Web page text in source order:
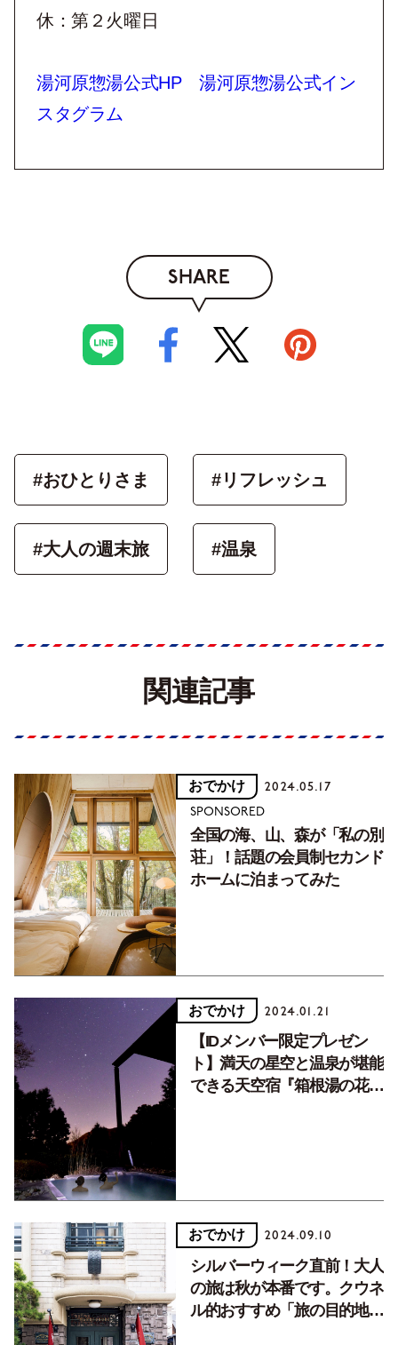
休：第２火曜日
湯河原惣湯公式HP
湯河原惣湯公式イン
スタグラム
SHARE
#おひとりさま #リフレッシュ
#大人の週末旅 #温泉
関連記事
おでかけ 2024.05.17
SPONSORED
全国の海、山、森が「私の別
荘」！話題の会員制セカンド
ホームに泊まってみた
おでかけ 2024.01.21
【IDメンバー限定プレゼン
ト】満天の星空と温泉が堪能
できる天空宿『箱根湯の花プ
おでかけ 2024.09.10
シルバーウィーク直前！大人
の旅は秋が本番です。クウネ
ル的おすすめ「旅の目的地」